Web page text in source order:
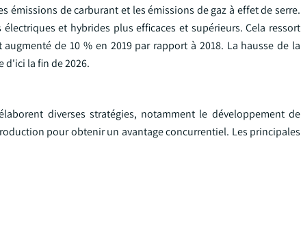
de carburant et les émissions de gaz à effet de serre.
et hybrides plus efficaces et supérieurs. Cela ressort
de 10 % en 2019 par rapport à 2018. La hausse de la
d'ici la fin de 2026.
diverses stratégies, notamment le développement de
pour obtenir un avantage concurrentiel. Les principales